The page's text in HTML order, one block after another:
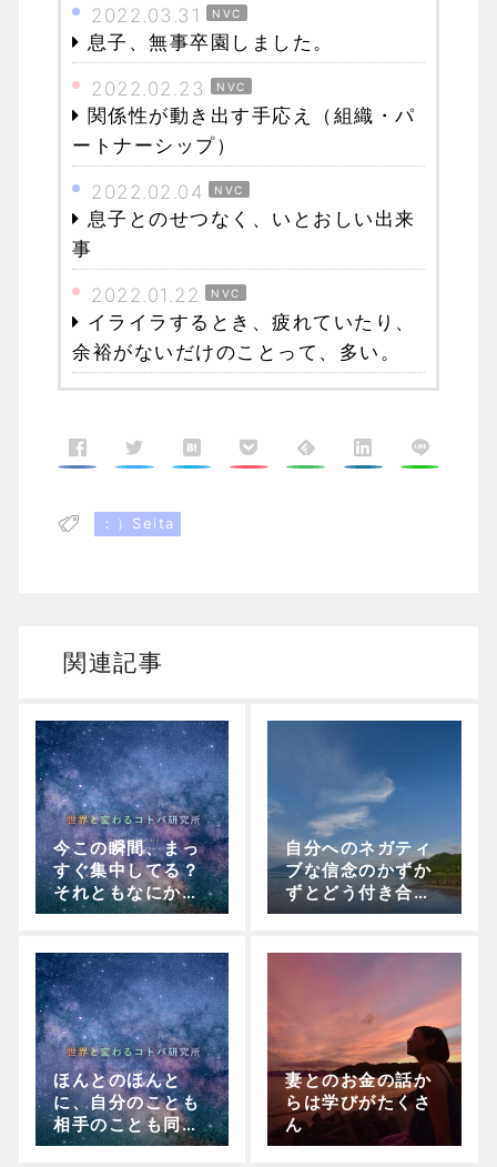
2022.03.31 NVC
息子、無事卒園しました。
2022.02.23 NVC
関係性が動き出す手応え（組織・パ
ートナーシップ）
2022.02.04 NVC
息子とのせつなく、いとおしい出来
事
2022.01.22 NVC
イライラするとき、疲れていたり、
余裕がないだけのことって、多い。
：）Seita
関連記事
今この瞬間、まっ
すぐ集中してる？
それともなにかに
追われてる？集中
自分へのネガティ
ブな信念のかずか
ずとどう付き合う
か
ほんとのほんと
に、自分のことも
相手のことも同じ
くらい大切にする
妻とのお金の話か
らは学びがたくさ
ん